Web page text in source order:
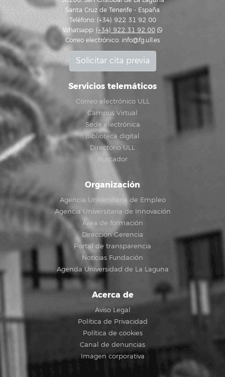
Santa Cruz de Tenerife - España
Teléfono: (+34) 922 31 92 00
Whatsapp: (+34) 922 31 92 00
Correo electrónico: info@fg.ull.es
Solicitar cita previa
Servicios telemáticos
Correo electrónico ULL
Campus Virtual
Sede electrónica
Biblioteca digital
Directorio ULL
Buscador
Organización
Agencia Universitaria de Empleo
Agencia Universitaria de Innovación
Área de formación
Dirección Gerencia
Portal de transparencia
Noticias Fundación
Agenda Universidad de La Laguna
Acerca de
Aviso Legal
Política de Privacidad
Política de cookies
Canal de denuncias
Imagen corporativa